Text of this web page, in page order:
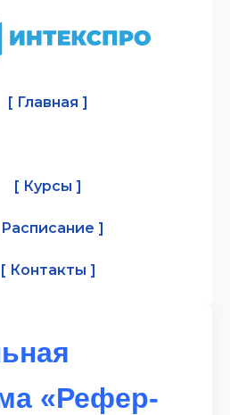
[ Контакты ]
]
[ Курсы ]
[ Главная ]
«Рефер-